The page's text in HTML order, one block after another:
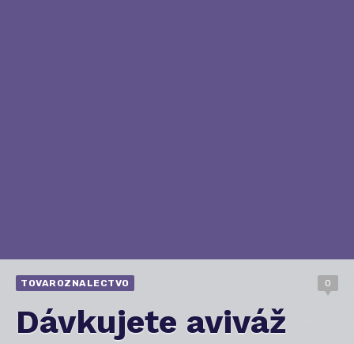
TOVAROZNALECTVO 0
Dávkujete aviváž